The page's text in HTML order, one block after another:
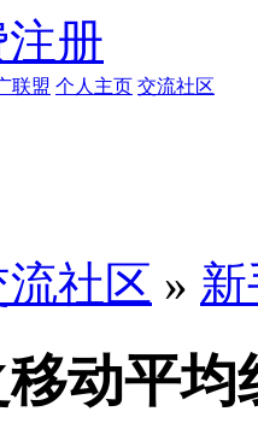
册
联盟 个人主页 交流社区
流社区 »
动平均